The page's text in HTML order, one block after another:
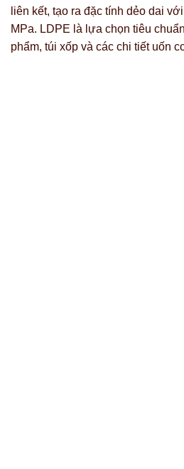
liên kết, tạo ra đặc tính dẻo dai
MPa. LDPE là lựa chọn tiêu
phẩm, túi xốp và các chi tiết uốn